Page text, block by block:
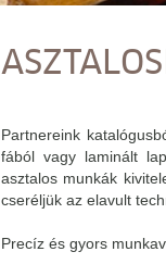
Partnereink
fából vagy laminált
asztalos munkák
cseréljük az elavult
Precíz és gyors